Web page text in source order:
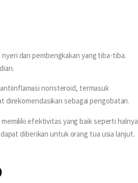
dan pembengkakan yang tiba-tiba.
nonsteroid, termasuk
direkomendasikan sebagai pengobatan.
efektivitas yang baik seperti halnya
diberikan untuk orang tua usia lanjut.